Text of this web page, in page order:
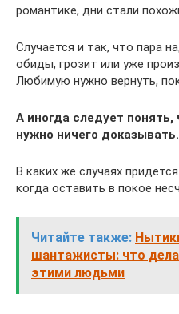
романтике, дни стали
Случается и так, что пара
обиды, грозит или уже
Любимую нужно вернуть,
А иногда следует
нужно ничего доказывать.
В каких же случаях
когда оставить в покое
Читайте также:
шантажисты: что
этими людьми